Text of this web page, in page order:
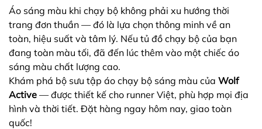
Áo sáng màu khi chạy bộ không phải xu hướng thời
trang đơn thuần — đó là lựa chọn thông minh về an
toàn, hiệu suất và tâm lý. Nếu tủ đồ chạy bộ của bạn
đang toàn màu tối, đã đến lúc thêm vào một chiếc áo
sáng màu chất lượng cao.
Khám phá bộ sưu tập áo chạy bộ sáng màu của Wolf
Active — được thiết kế cho runner Việt, phù hợp mọi địa
hình và thời tiết. Đặt hàng ngay hôm nay, giao toàn
quốc!